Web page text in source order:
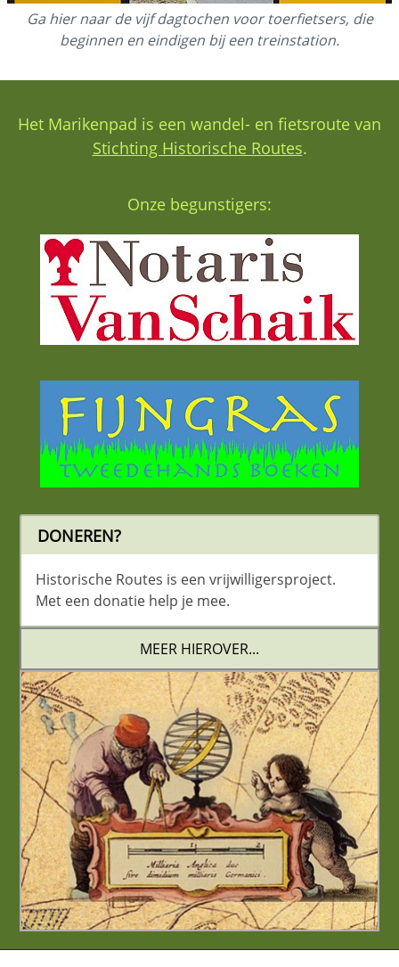
Ga hier naar de vijf dagtochen voor toerfietsers, die
beginnen en eindigen bij een treinstation.
Het Marikenpad is een wandel- en fietsroute van
Stichting Historische Routes.
Onze begunstigers:
DONEREN?
Historische Routes is een vrijwilligersproject.
Met een donatie help je mee.